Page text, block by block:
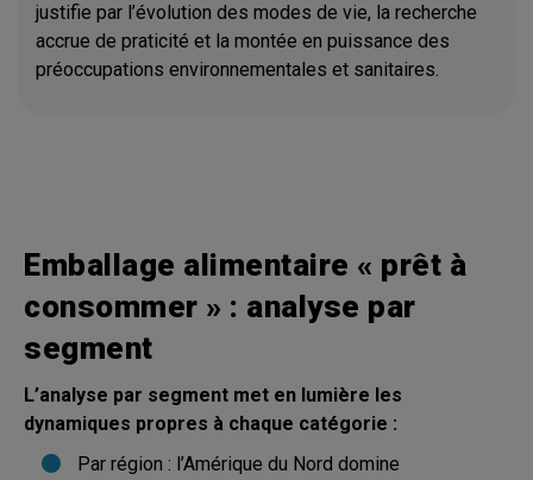
justifie par l’évolution des modes de vie, la recherche
accrue de praticité et la montée en puissance des
préoccupations environnementales et sanitaires.
Emballage alimentaire « prêt à
consommer » : analyse par
segment
L’analyse par segment met en lumière les
dynamiques propres à chaque catégorie :
Par région : l’Amérique du Nord domine